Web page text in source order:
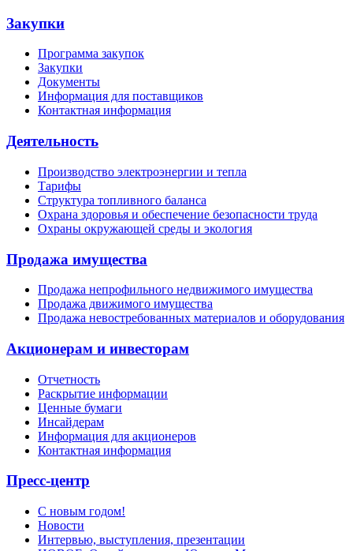
Закупки
Программа закупок
Закупки
Документы
Информация для поставщиков
Контактная информация
Деятельность
Производство электроэнергии и тепла
Тарифы
Структура топливного баланса
Охрана здоровья и обеспечение безопасности труда
Охраны окружающей среды и экология
Продажа имущества
Продажа непрофильного недвижимого имущества
Продажа движимого имущества
Продажа невостребованных материалов и оборудования
Акционерам и инвесторам
Отчетность
Раскрытие информации
Ценные бумаги
Инсайдерам
Информация для акционеров
Контактная информация
Пресс-центр
С новым годом!
Новости
Интервью, выступления, презентации